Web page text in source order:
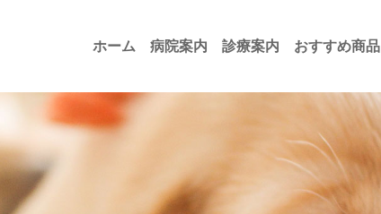
ホーム 病院案内 診療案内 おすすめ商品